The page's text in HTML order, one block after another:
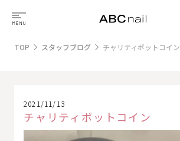
TOP スタッフブログ チャリティポットコイン
2021/11/13
チャリティポットコイン